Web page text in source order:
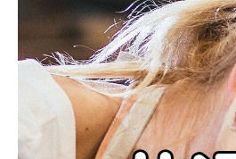
料金について
成婚までの流れ
会員様からの喜びの声
よくあるご質問